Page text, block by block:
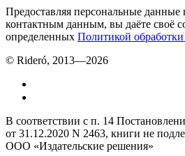
Предоставляя персональные
контактным данным, вы даёте своё
определенных Политикой
© Rideró, 2013—2026
В соответствии с п. 14
от 31.12.2020 N 2463, книги не
ООО «Издательские решения»